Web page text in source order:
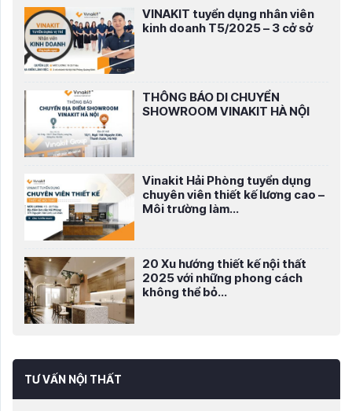
VINAKIT tuyển dụng nhân viên
kinh doanh T5/2025 – 3 cở sở
THÔNG BÁO DI CHUYỂN
SHOWROOM VINAKIT HÀ NỘI
Vinakit Hải Phòng tuyển dụng
chuyên viên thiết kế lương cao –
Môi trường làm...
20 Xu hướng thiết kế nội thất
2025 với những phong cách
không thể bỏ...
TƯ VẤN NỘI THẤT